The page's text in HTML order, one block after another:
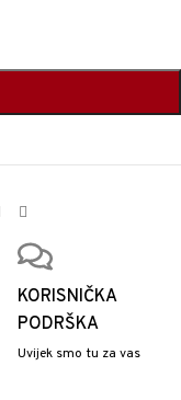
KORISNIČKA
PODRŠKA
Uvijek smo tu za vas